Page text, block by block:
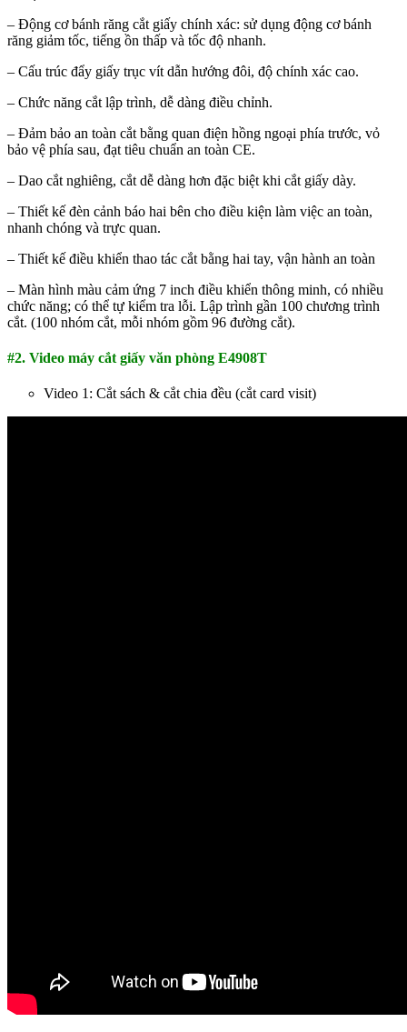
– Động cơ bánh răng cắt giấy chính xác: sử dụng động cơ bánh
răng giảm tốc, tiếng ồn thấp và tốc độ nhanh.
– Cấu trúc đẩy giấy trục vít dẫn hướng đôi, độ chính xác cao.
– Chức năng cắt lập trình, dễ dàng điều chỉnh.
– Đảm bảo an toàn cắt bằng quan điện hồng ngoại phía trước, vỏ
bảo vệ phía sau, đạt tiêu chuẩn an toàn CE.
– Dao cắt nghiêng, cắt dễ dàng hơn đặc biệt khi cắt giấy dày.
– Thiết kế đèn cảnh báo hai bên cho điều kiện làm việc an toàn,
nhanh chóng và trực quan.
– Thiết kế điều khiển thao tác cắt bằng hai tay, vận hành an toàn
– Màn hình màu cảm ứng 7 inch điều khiển thông minh, có nhiều
chức năng; có thể tự kiểm tra lỗi. Lập trình gần 100 chương trình
cắt. (100 nhóm cắt, mỗi nhóm gồm 96 đường cắt).
#2. Video máy cắt giấy văn phòng E4908T
Video 1: Cắt sách & cắt chia đều (cắt card visit)